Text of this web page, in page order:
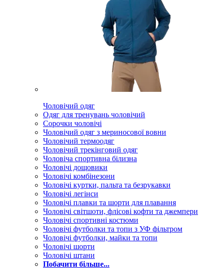
Чоловічий одяг
Одяг для тренувань чоловічий
Сорочки чоловічі
Чоловічий одяг з мериносової вовни
Чоловічий термоодяг
Чоловічий трекінговий одяг
Чоловіча спортивна білизна
Чоловічі дощовики
Чоловічі комбінезони
Чоловічі куртки, пальта та безрукавки
Чоловічі легінси
Чоловічі плавки та шорти для плавання
Чоловічі світшоти, флісові кофти та джемпери
Чоловічі спортивні костюми
Чоловічі футболки та топи з УФ фільтром
Чоловічі футболки, майки та топи
Чоловічі шорти
Чоловічі штани
Побачити більше...